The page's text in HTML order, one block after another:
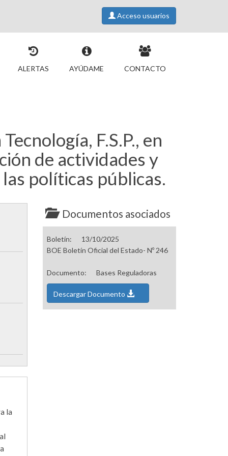
Acceso usuarios
ALERTAS AYÚDAME CONTACTO
F.S.P., en
de actividades y
políticas públicas.
la
Documentos asociados
Boletín:
13/10/2025
BOE Boletín Oficial del Estado- Nº 246
Documento: Bases Reguladoras
Descargar Documento